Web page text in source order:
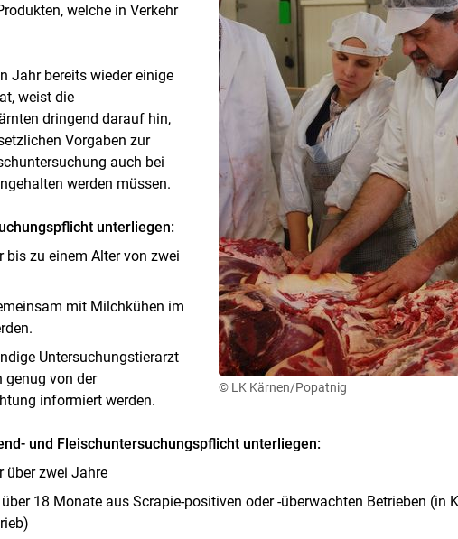
Skip to main content
© LK Kärnen/Popatnig
welche in Verkehr
Jahr bereits wieder einige
weist die
dringend darauf hin,
Vorgaben zur
auch bei
werden müssen.
unterliegen:
bis zu einem Alter von zwei
mit Milchkühen im
Untersuchungstierarzt
genug von der
informiert werden.
und Fleischuntersuchungspflicht unterliegen:
über zwei Jahre
18 Monate aus Scrapie-­positiven oder -überwachten Betrieben (in